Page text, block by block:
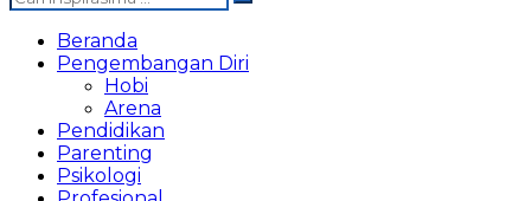
Beranda
Pengembangan Diri
Hobi
Arena
Pendidikan
Parenting
Psikologi